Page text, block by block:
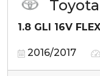
Toyota
1.8 GLI 16V
2016/2017